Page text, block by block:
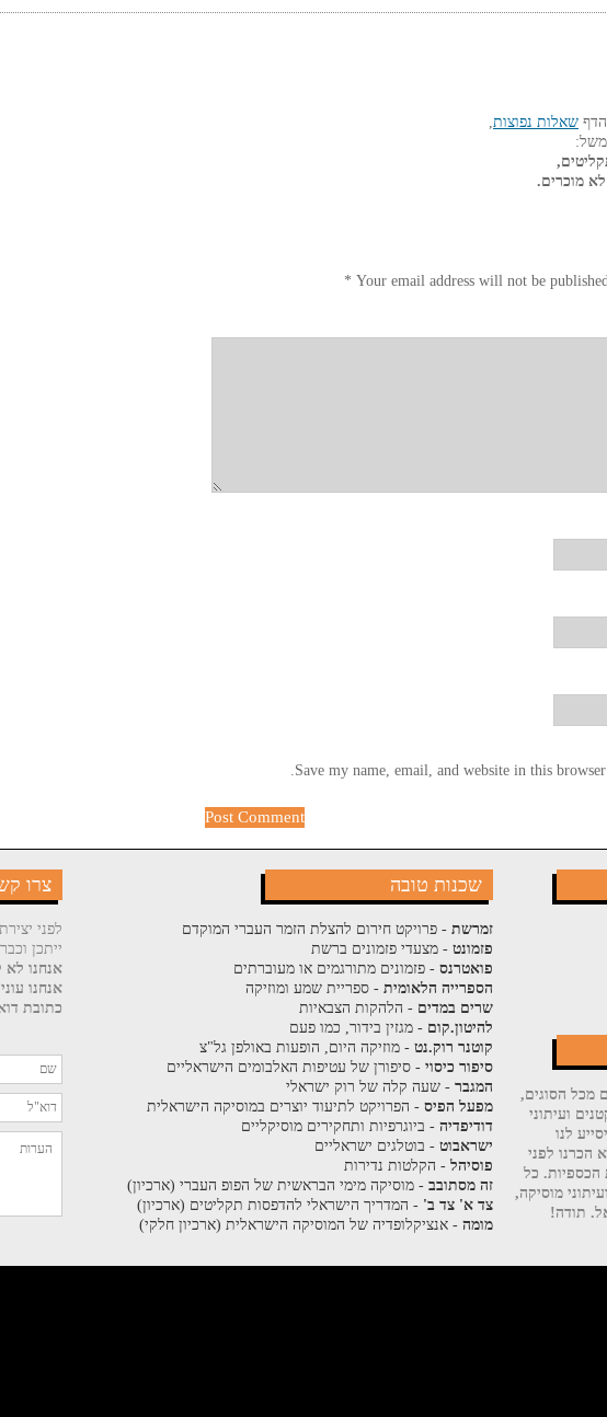
שאלות נפוצות,
מוכרים.
Your email address will not be
*
Save my name, email, and website in this
צרו
לפני
ייתכן
אנחנו לא
אנחנו
כתובת
מכל הסוגים,
ועיתוני
לנו
לפני
הכספיות. כל
מוסיקה,
תודה!
שכנות טובה
זמרשת- פרויקט חירום להצלת הזמר העברי המוקדם
פזמונט- מצעדי פזמונים ברשת
פואטרנס- פזמונים מתורגמים או מעוברתים
הספרייה הלאומית- ספריית שמע ומוזיקה
שרים במדים - הלהקות הצבאיות
להיטון.קום - מגזין בידור, כמו פעם
קוטנר רוק.נט- מוזיקה היום, הופעות באולפן גל"צ
סיפור כיסוי- סיפורן של עטיפות האלבומים הישראליים
המגבר- שעה קלה של רוק ישראלי
מפעל הפיס- הפרויקט לתיעוד יוצרים במוסיקה הישראלית
דודיפדיה- ביוגרפיות ותחקירים מוסיקליים
ישראבוט- בוטלגים ישראליים
פוסיהל- הקלטות נדירות
זה מסתובב- מוסיקה מימי הבראשית של הפופ העברי (ארכיון)
צד א' צד ב' - המדריך הישראלי להדפסות תקליטים (ארכיון)
מומה- אנציקלופדיה של המוסיקה הישראלית (ארכיון חלקי)